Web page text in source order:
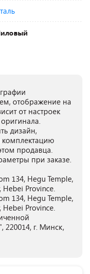
отображение на
от настроек
дизайн,
комплектацию
продавца.
при заказе.
134, Hegu Temple,
Hebei Province.
134, Hegu Temple,
Hebei Province.
220014, г. Минск,